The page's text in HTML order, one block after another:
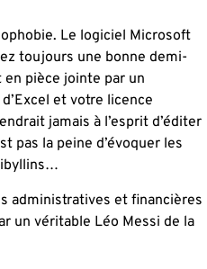
Le logiciel Microsoft
toujours une bonne demi-
pièce jointe par un
et votre licence
jamais à l’esprit d’éditer
pas la peine d’évoquer les
administratives et financières
un véritable Léo Messi de la